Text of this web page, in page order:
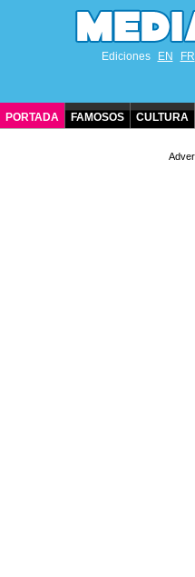
Ediciones EN FR
PORTADA FAMOSOS CULTURA